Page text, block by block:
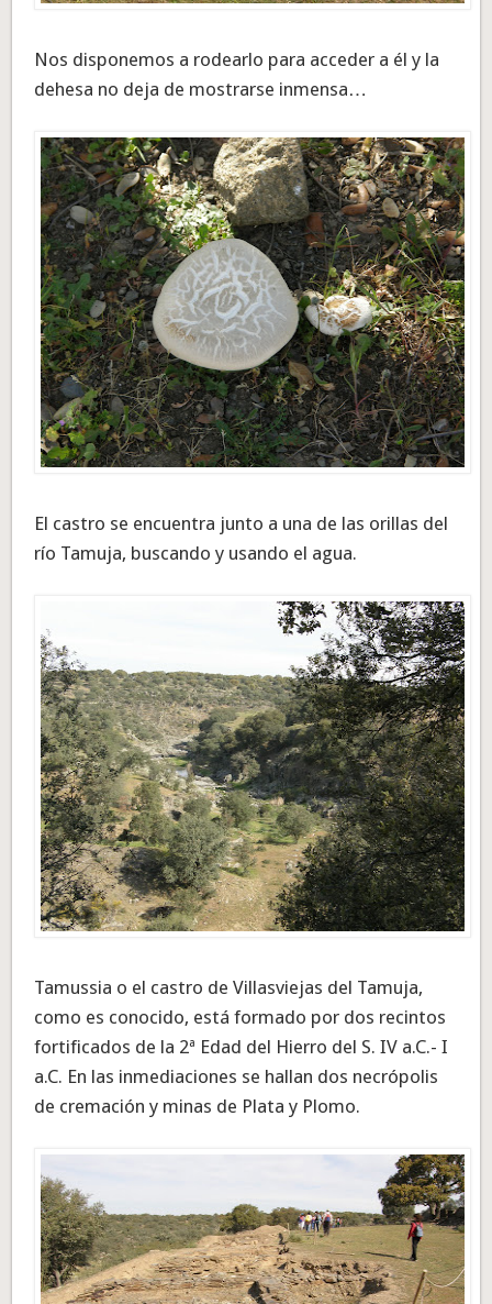
Nos disponemos a rodearlo para acceder a él y la
dehesa no deja de mostrarse inmensa…
El castro se encuentra junto a una de las orillas del
río Tamuja, buscando y usando el agua.
Tamussia o el castro de Villasviejas del Tamuja,
como es conocido, está formado por dos recintos
fortificados de la 2ª Edad del Hierro del S. IV a.C.- I
a.C. En las inmediaciones se hallan dos necrópolis
de cremación y minas de Plata y Plomo.